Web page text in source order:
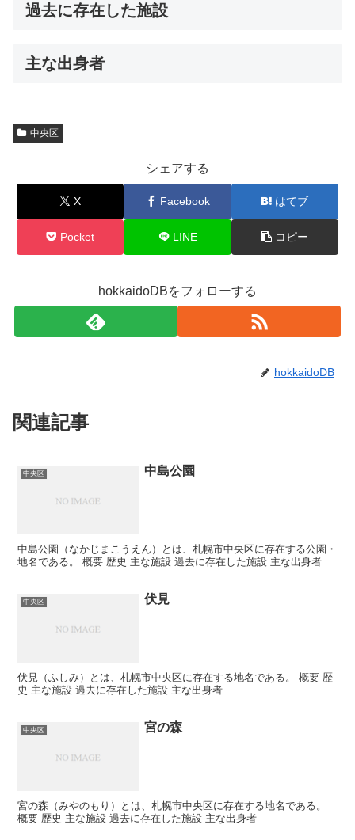
過去に存在した施設
主な出身者
中央区
シェアする
X Facebook はてブ
Pocket LINE コピー
hokkaidoDBをフォローする
hokkaidoDB
関連記事
中央区 中島公園
中島公園（なかじまこうえん）とは、札幌市中央区に存在する公園・
地名である。 概要 歴史 主な施設 過去に存在した施設 主な出身者
中央区 伏見
伏見（ふしみ）とは、札幌市中央区に存在する地名である。 概要 歴
史 主な施設 過去に存在した施設 主な出身者
中央区 宮の森
宮の森（みやのもり）とは、札幌市中央区に存在する地名である。
概要 歴史 主な施設 過去に存在した施設 主な出身者